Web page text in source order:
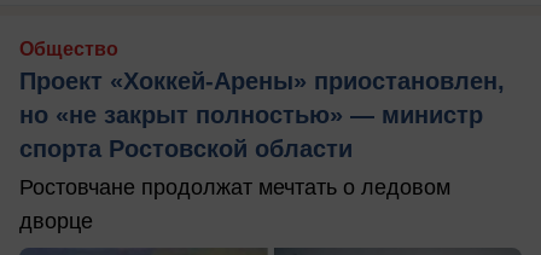
Общество
Проект «Хоккей-Арены» приостановлен,
но «не закрыт полностью» — министр
спорта Ростовской области
Ростовчане продолжат мечтать о ледовом
дворце